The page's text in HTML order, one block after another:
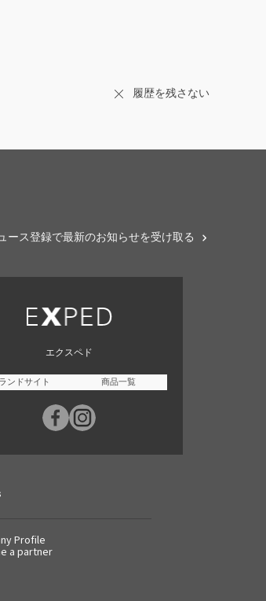
履歴を残さない
ース登録で最新のお知らせを受け取る
エクスペド
ンドサイト 商品一覧
Profile
a partner